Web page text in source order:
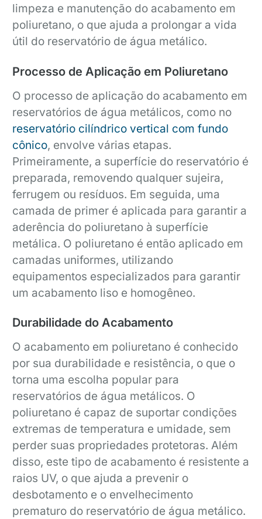
limpeza e manutenção do acabamento em
poliuretano, o que ajuda a prolongar a vida
útil do reservatório de água metálico.
Processo de Aplicação em Poliuretano
O processo de aplicação do acabamento em
reservatórios de água metálicos, como no
reservatório cilíndrico vertical com fundo
cônico, envolve várias etapas.
Primeiramente, a superfície do reservatório é
preparada, removendo qualquer sujeira,
ferrugem ou resíduos. Em seguida, uma
camada de primer é aplicada para garantir a
aderência do poliuretano à superfície
metálica. O poliuretano é então aplicado em
camadas uniformes, utilizando
equipamentos especializados para garantir
um acabamento liso e homogêneo.
Durabilidade do Acabamento
O acabamento em poliuretano é conhecido
por sua durabilidade e resistência, o que o
torna uma escolha popular para
reservatórios de água metálicos. O
poliuretano é capaz de suportar condições
extremas de temperatura e umidade, sem
perder suas propriedades protetoras. Além
disso, este tipo de acabamento é resistente a
raios UV, o que ajuda a prevenir o
desbotamento e o envelhecimento
prematuro do reservatório de água metálico.